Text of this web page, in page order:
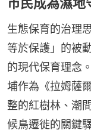
生態保育的治理
等於保護」的被
的現代保育理念
埔作為《拉姆薩
整的紅樹林、潮
候鳥遷徙的關鍵